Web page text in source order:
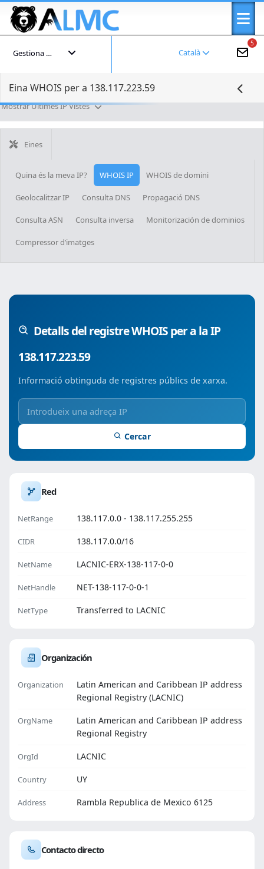
5
Català
Gestiona el teu compte
Eina WHOIS per a 138.117.223.59
Mostrar Últimes IP Vistes
Eines
Quina és la meva IP? WHOIS IP WHOIS de domini
Geolocalitzar IP Consulta DNS Propagació DNS
Consulta ASN Consulta inversa Monitorización de dominios
Compressor d’imatges
Detalls del registre WHOIS per a la IP
138.117.223.59
Informació obtinguda de registres públics de xarxa.
Cercar
Red
NetRange 138.117.0.0 - 138.117.255.255
CIDR 138.117.0.0/16
NetName LACNIC-ERX-138-117-0-0
NetHandle NET-138-117-0-0-1
NetType Transferred to LACNIC
Organización
Organization
Latin American and Caribbean IP address
Regional Registry (LACNIC)
OrgName
Latin American and Caribbean IP address
Regional Registry
OrgId LACNIC
Country UY
Address Rambla Republica de Mexico 6125
Contacto directo